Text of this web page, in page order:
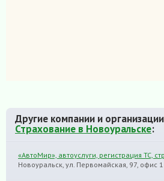
Другие компании и
Страхование в Новоуральске:
«АвтоМир», автоуслуги, регистрация ТС,
Новоуральск, ул. Первомайская, 97, офис 1